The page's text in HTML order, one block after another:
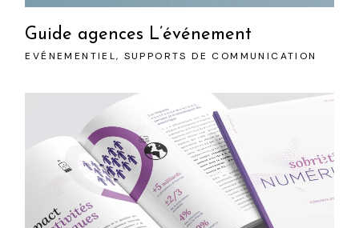
Guide agences L’événement
EVÉNEMENTIEL SUPPORTS DE COMMUNICATION